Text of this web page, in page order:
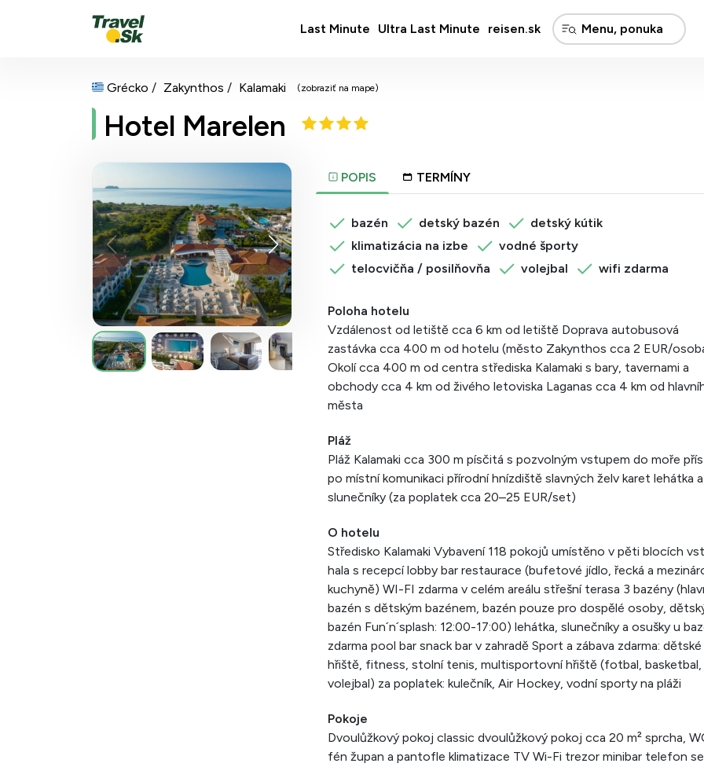
Last Minute Ultra Last Minute reisen.sk
Grécko Zakynthos Kalamaki (zobraziť na mape)
Hotel Marelen
POPIS TERMÍNY
bazén detský bazén
detský kútik
klimatizácia na izbe
vodné športy
telocvičňa / posilňovňa
volejbal wifi zdarma
Poloha hotelu
Vzdálenost od letiště cca 6 km od letiště Doprava autobusová
zastávka cca 400 m od hotelu (město Zakynthos cca 2 EUR/
Okolí cca 400 m od centra střediska Kalamaki s bary, tavernami a
obchody cca 4 km od živého letoviska Laganas cca 4 km od
města
Pláž
Pláž Kalamaki cca 300 m písčitá s pozvolným vstupem do moře
po místní komunikaci přírodní hnízdiště slavných želv karet lehátka a
slunečníky (za poplatek cca 20–25 EUR/set)
O hotelu
Středisko Kalamaki Vybavení 118 pokojů umístěno v pěti blocích
hala s recepcí lobby bar restaurace (bufetové jídlo, řecká a
kuchyně) WI-FI zdarma v celém areálu střešní terasa 3 bazény
bazén s dětským bazénem, bazén pouze pro dospělé osoby,
bazén Fun´n´splash: 12:00-17:00) lehátka, slunečníky a osušky u
zdarma pool bar snack bar v zahradě Sport a zábava zdarma: dětské
hřiště, fitness, stolní tenis, multisportovní hřiště (fotbal, basketbal,
volejbal) za poplatek: kulečník, Air Hockey, vodní sporty na pláži
Pokoje
Dvoulůžkový pokoj classic dvoulůžkový pokoj cca 20 m² sprcha,
fén župan a pantofle klimatizace TV Wi-Fi trezor minibar telefon